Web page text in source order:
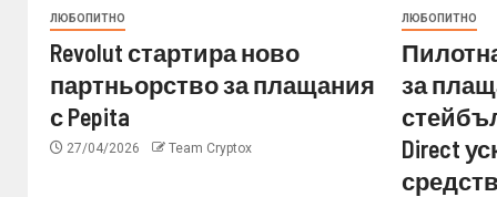
ЛЮБОПИТНО
Revolut стартира ново
партньорство за плащания
с Pepita
27/04/2026 Team Cryptox
ЛЮБОПИТНО
за
Direct